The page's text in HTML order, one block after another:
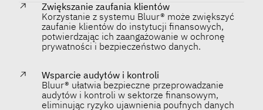
Zwiększanie zaufania klientów
Korzystanie z systemu Bluur® może zwiększyć
zaufanie klientów do instytucji finansowych,
potwierdzając ich zaangażowanie w ochronę
prywatności i bezpieczeństwo danych.
Wsparcie audytów i kontroli
Bluur® ułatwia bezpieczne przeprowadzanie
audytów i kontroli w sektorze finansowym,
eliminując ryzyko ujawnienia poufnych danych